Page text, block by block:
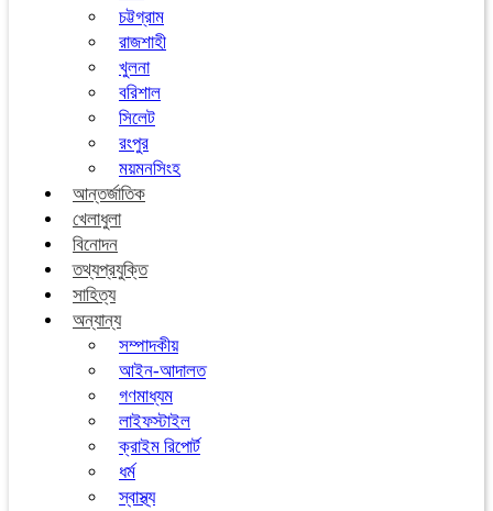
চট্টগ্রাম
রাজশাহী
খুলনা
বরিশাল
সিলেট
রংপুর
ময়মনসিংহ
আন্তর্জাতিক
খেলাধুলা
বিনোদন
তথ্যপ্রযুক্তি
সাহিত্য
অন্যান্য
সম্পাদকীয়
আইন-আদালত
গণমাধ্যম
লাইফস্টাইল
ক্রাইম রিপোর্ট
ধর্ম
স্বাস্থ্য